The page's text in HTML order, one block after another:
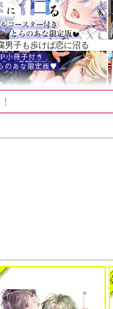
男子も歩けば恋に沼る
たは俺の運命でしょ！！